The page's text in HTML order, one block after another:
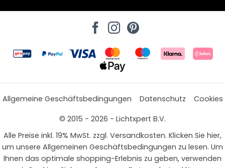
Allgemeine Geschäftsbedingungen Datenschutz
Cookies
© 2015 - 2026 - Lichtxpert B.V.
Alle Preise inkl. 19% MwSt. zzgl. Versandkosten. Klicken Sie hier,
um unsere Allgemeinen Geschäftsbedingungen zu lesen. Um
Ihnen das optimale shopping-Erlebnis zu geben, verwenden